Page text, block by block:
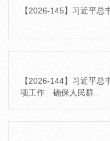
【2026-145】习近平
【2026-144】习近平
项工作 确保人民群...